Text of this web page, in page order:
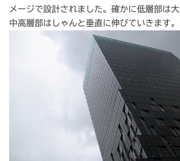
メージで設計されました。確かに低層部は大
中高層部はしゃんと垂直に伸びていきます。